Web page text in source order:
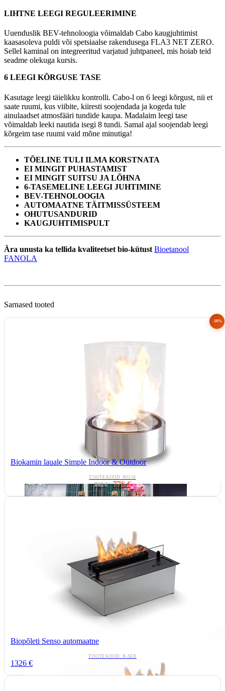
LIHTNE LEEGI REGULEERIMINE
Uuenduslik BEV-tehnoloogia võimaldab Cabo kaugjuhtimist
kaasasoleva puldi või spetsiaalse rakendusega FLA3 NET ZERO.
Sellel kaminal on integreeritud varjatud juhtpaneel, mis hoiab teid
seadme olekuga kursis.
6 LEEGI KÕRGUSE TASE
Kasutage leegi täielikku kontrolli. Cabo-l on 6 leegi kõrgust, nii et
saate ruumi, kus viibite, kiiresti soojendada ja kogeda tule
ainulaadset atmosfääri tundide kaupa. Madalaim leegi tase
võimaldab leeki nautida isegi 8 tundi. Samal ajal soojendab leegi
kõrgeim tase ruumi vaid mõne minutiga!
TÕELINE TULI ILMA KORSTNATA
EI MINGIT PUHASTAMIST
EI MINGIT SUITSU JA LÕHNA
6-TASEMELINE LEEGI JUHTIMINE
BEV-TEHNOLOOGIA
AUTOMAATNE TÄITMISSÜSTEEM
OHUTUSANDURID
KAUGJUHTIMISPULT
Ära unusta ka tellida kvaliteetset bio-kütust Bioetanool
FANOLA
Sarnased tooted
-10%
Biokamin lauale Simple Indoor & Outdoor
TOOTEKOOD: BO-SI
862 € 776 €
Biopõleti Senso automaatne
TOOTEKOOD: B-SEB
1326 €